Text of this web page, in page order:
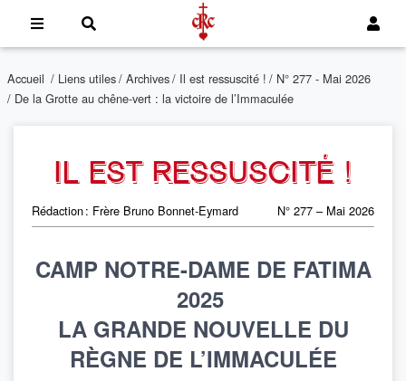
Accueil / Liens utiles/ Archives/ Il est ressuscité ! / N° 277 - Mai 2026
/ De la Grotte au chêne-vert : la victoire de l’Immaculée
IL EST RESSUSCITÉ !
N° 277 – Mai 2026
Rédaction : Frère Bruno Bonnet-Eymard
CAMP NOTRE-DAME DE FATIMA
2025
LA GRANDE NOUVELLE DU
RÈGNE DE L’IMMACULÉE